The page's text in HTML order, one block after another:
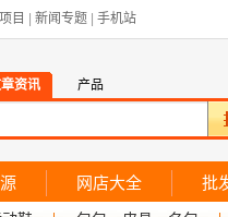
目 新闻专题 手机站
资讯 产品
网店大全 批